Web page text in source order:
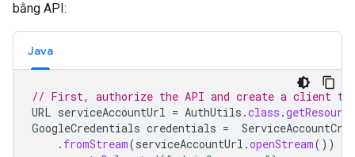
bằng API:
Java
// First, authorize the API and create a client to
URL serviceAccountUrl = AuthUtils .class .getResource
GoogleCredentials credentials =
. fromStream(serviceAccountUrl .openStream())